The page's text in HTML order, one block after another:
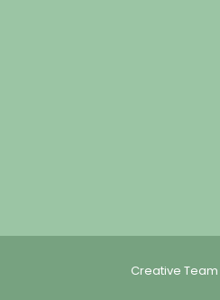
Creative